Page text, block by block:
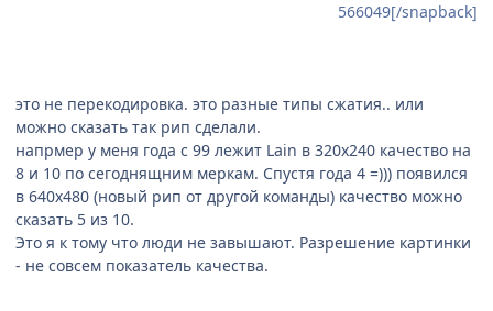
566049[/snapback]
это не перекодировка. это разные типы сжатия.. или
можно сказать так рип сделали.
напрмер у меня года с 99 лежит Lain в 320х240 качество на
8 и 10 по сегоднящним меркам. Спустя года 4 =))) появился
в 640х480 (новый рип от другой команды) качество можно
сказать 5 из 10.
Это я к тому что люди не завышают. Разрешение картинки
- не совсем показатель качества.